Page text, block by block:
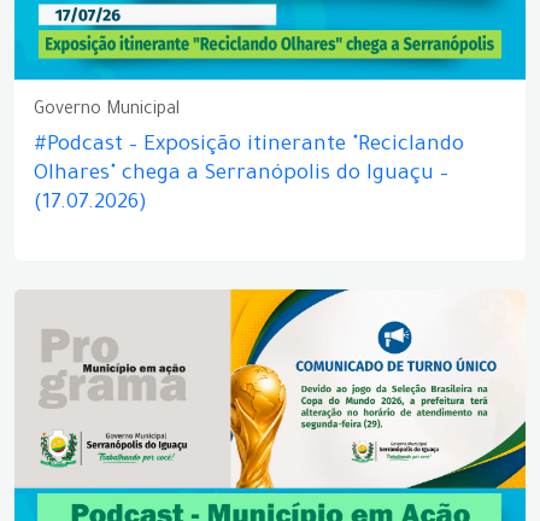
Governo Municipal
#Podcast – Exposição itinerante "Reciclando
Olhares" chega a Serranópolis do Iguaçu –
(17.07.2026)